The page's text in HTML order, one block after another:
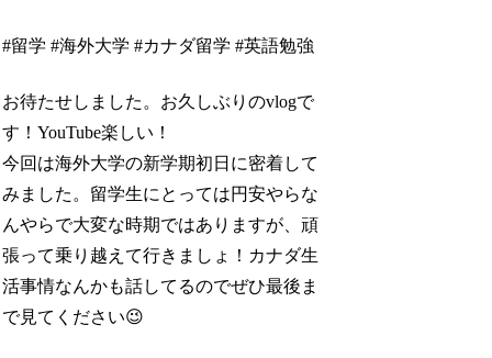
#留学 #海外大学 #カナダ留学 #英語勉強
お待たせしました。お久しぶりのvlogで
す！YouTube楽しい！
今回は海外大学の新学期初日に密着して
みました。留学生にとっては円安やらな
んやらで大変な時期ではありますが、頑
張って乗り越えて行きましょ！カナダ生
活事情なんかも話してるのでぜひ最後ま
で見てください😉